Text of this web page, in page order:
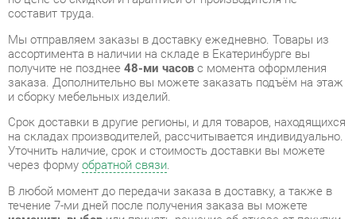
заказа. Дополнительно вы можете заказать подъём на этаж
и сборку мебельных изделий.
Срок доставки в другие регионы, и для товаров, находящихся
на складах производителей, рассчитывается индивидуально.
Уточнить наличие, срок и стоимость доставки вы можете
через формуобратной связи.
течение 7-ми дней после получения заказа вы можете
изменить выборили принять решение об отказе от покупки.
Несмотря на качественную упаковку, готовые комплекты
заметили дефект при приёме - мы заменим поврежденную
деталь.Повторная доставкатовара -бесплатна.